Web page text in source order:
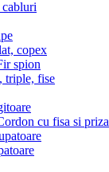
cabluri
copex
spion
triple, fise
cu fisa si priza